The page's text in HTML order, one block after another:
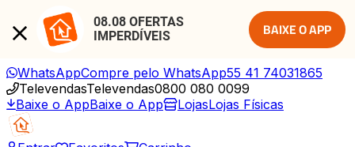
08.08 OFERTAS
IMPERDÍVEIS
BAIXE O APP
WhatsAppCompre pelo WhatsApp55 41 74031865
TelevendasTelevendas0800 080 0099
Baixe o AppBaixe o App LojasLojas Físicas